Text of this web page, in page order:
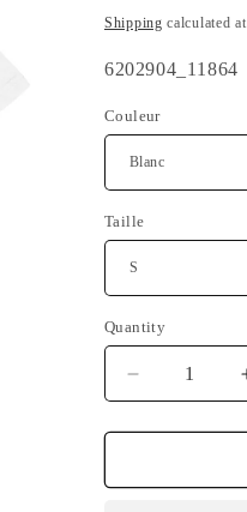
price
Shipping calculated
SKU:
6202904_11864
Couleur
Taille
Quantity
Quantity
Decrease
quantity
for
shirt